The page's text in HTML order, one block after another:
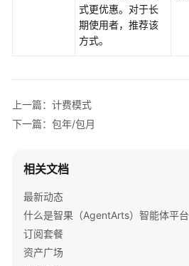
式
概
包
包
月
变
式更优惠。对于长
期使用者，推荐该
方式。
上一篇：计费模式
下一篇：包年/包月
相关文档
最新动态
什么是智果（AgentArts）智能体平台
订阅套餐
资产广场